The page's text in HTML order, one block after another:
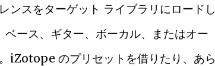
ンスをターゲット ライブラリにロードし
ース、ギター、ボーカル、またはオー
iZotope のプリセットを借りたり、あら